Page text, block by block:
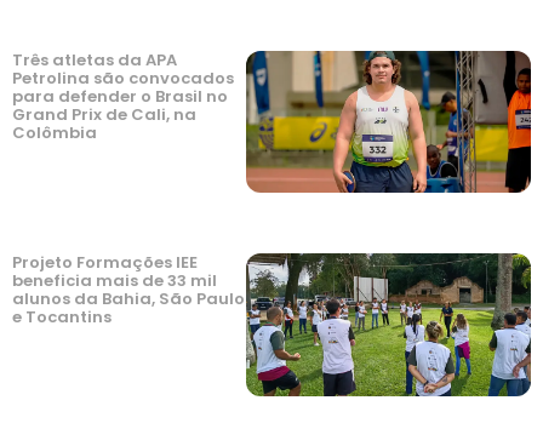
Três atletas da APA
Petrolina são convocados
para defender o Brasil no
Grand Prix de Cali, na
Colômbia
Projeto Formações IEE
beneficia mais de 33 mil
alunos da Bahia, São Paulo
e Tocantins